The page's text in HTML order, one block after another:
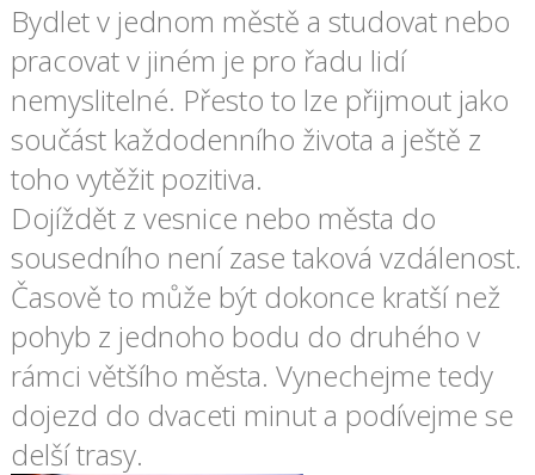
Bydlet v jednom městě a studovat nebo
pracovat v jiném je pro řadu lidí
nemyslitelné. Přesto to lze přijmout jako
součást každodenního života a ještě z
toho vytěžit pozitiva.
Dojíždět z vesnice nebo města do
sousedního není zase taková vzdálenost.
Časově to může být dokonce kratší než
pohyb z jednoho bodu do druhého v
rámci většího města. Vynechejme tedy
dojezd do dvaceti minut a podívejme se
delší trasy.